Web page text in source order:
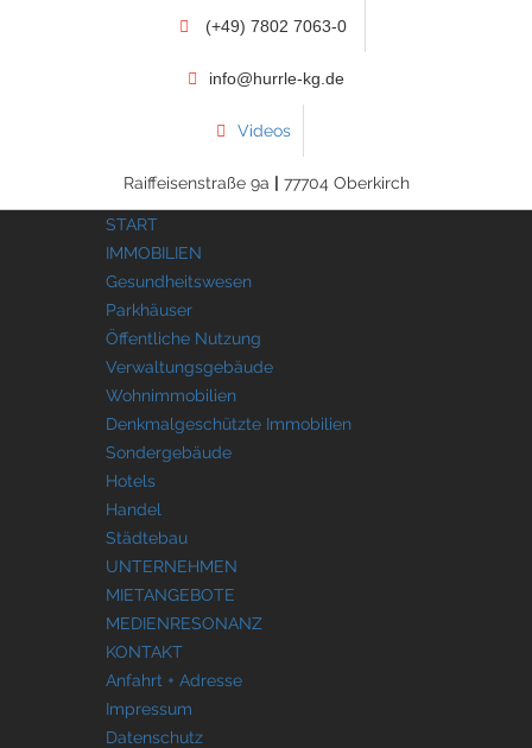
(+49) 7802 7063-0
info@hurrle-kg.de
Videos
Raiffeisenstraße 9a | 77704 Oberkirch
START
IMMOBILIEN
Gesundheitswesen
Parkhäuser
Öffentliche Nutzung
Verwaltungsgebäude
Wohnimmobilien
Denkmalgeschützte Immobilien
Sondergebäude
Hotels
Handel
Städtebau
UNTERNEHMEN
MIETANGEBOTE
MEDIENRESONANZ
KONTAKT
Anfahrt + Adresse
Impressum
Datenschutz